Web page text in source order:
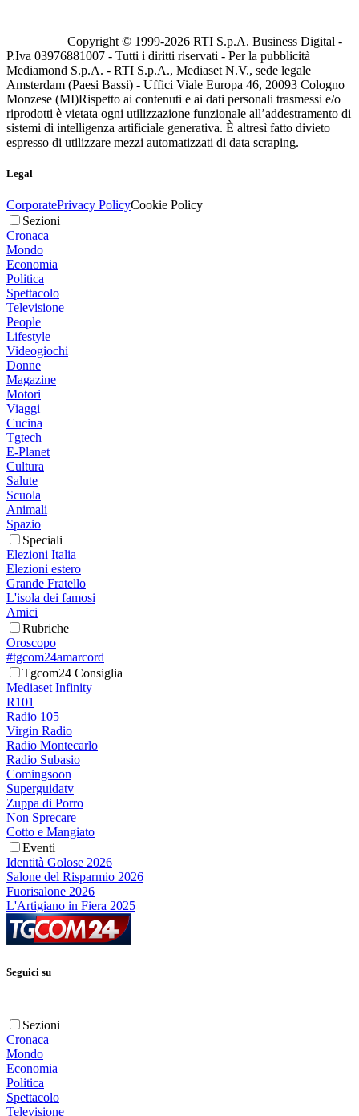
Copyright © 1999-2026 RTI S.p.A. Business Digital -
P.Iva 03976881007 - Tutti i diritti riservati - Per la pubblicità
Mediamond S.p.A. - RTI S.p.A., Mediaset N.V., sede legale
Amsterdam (Paesi Bassi) - Uffici Viale Europa 46, 20093 Cologno
Monzese (MI)Rispetto ai contenuti e ai dati personali trasmessi e/o
riprodotti è vietata ogni utilizzazione funzionale all’addestramento di
sistemi di intelligenza artificiale generativa. È altresì fatto divieto
espresso di utilizzare mezzi automatizzati di data scraping.
Legal
CorporatePrivacy PolicyCookie Policy
Sezioni
Cronaca
Mondo
Economia
Politica
Spettacolo
Televisione
People
Lifestyle
Videogiochi
Donne
Magazine
Motori
Viaggi
Cucina
Tgtech
E-Planet
Cultura
Salute
Scuola
Animali
Spazio
Speciali
Elezioni Italia
Elezioni estero
Grande Fratello
L'isola dei famosi
Amici
Rubriche
Oroscopo
#tgcom24amarcord
Tgcom24 Consiglia
Mediaset Infinity
R101
Radio 105
Virgin Radio
Radio Montecarlo
Radio Subasio
Comingsoon
Superguidatv
Zuppa di Porro
Non Sprecare
Cotto e Mangiato
Eventi
Identità Golose 2026
Salone del Risparmio 2026
Fuorisalone 2026
L'Artigiano in Fiera 2025
Seguici su
Sezioni
Cronaca
Mondo
Economia
Politica
Spettacolo
Televisione